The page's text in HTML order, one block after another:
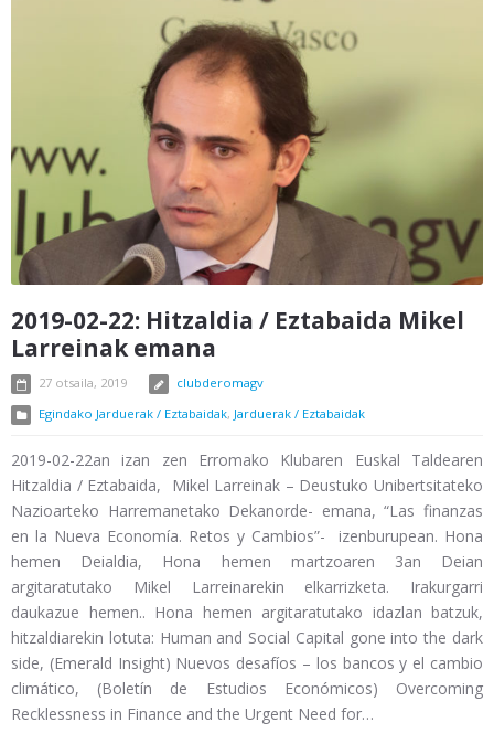
2019-02-22: Hitzaldia / Eztabaida Mikel
Larreinak emana
27 otsaila, 2019
clubderomagv
Egindako Jarduerak / Eztabaidak, Jarduerak / Eztabaidak
2019-02-22an izan zen Erromako Klubaren Euskal Taldearen
Hitzaldia / Eztabaida, Mikel Larreinak – Deustuko Unibertsitateko
Nazioarteko Harremanetako Dekanorde- emana, “Las finanzas
en la Nueva Economía. Retos y Cambios”- izenburupean. Hona
hemen Deialdia, Hona hemen martzoaren 3an Deian
argitaratutako Mikel Larreinarekin elkarrizketa. Irakurgarri
daukazue hemen.. Hona hemen argitaratutako idazlan batzuk,
hitzaldiarekin lotuta: Human and Social Capital gone into the dark
side, (Emerald Insight) Nuevos desafíos – los bancos y el cambio
climático, (Boletín de Estudios Económicos) Overcoming
Recklessness in Finance and the Urgent Need for…